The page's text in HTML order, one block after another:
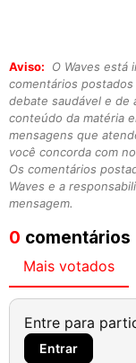
Aviso:
O Waves está
comentários
debate saudável e de
conteúdo da matéria
mensagens que
você concorda com
Os comentários
Waves e a
mensagem.
0 comentários
Mais votados
Entre para
Entrar